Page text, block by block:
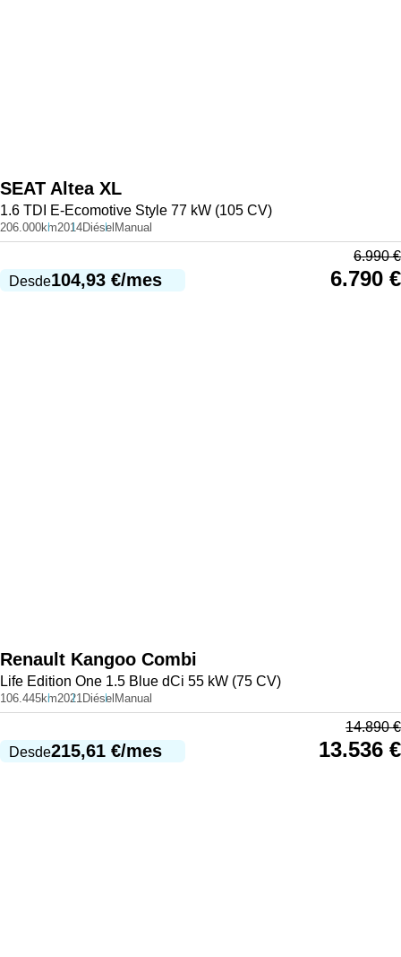
SEAT Altea XL
1.6 TDI E-Ecomotive Style 77 kW (105 CV)
206.000km2014DiéselManual
Desde104,93 €/mes
6.990€
6.790 €
Renault Kangoo Combi
Life Edition One 1.5 Blue dCi 55 kW (75 CV)
106.445km2021Diésel Manual
Desde215,61 €/mes
14.890€
13.536 €